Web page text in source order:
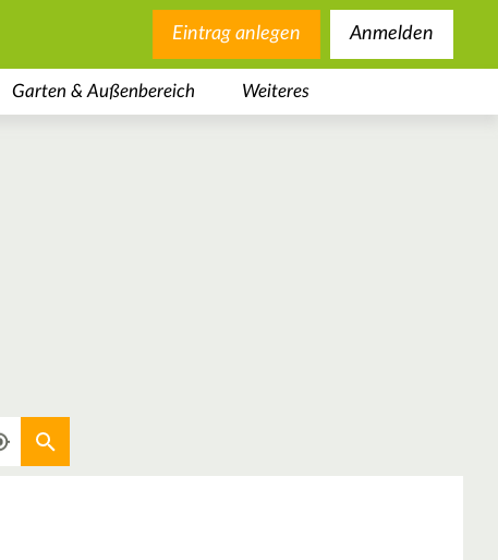
Eintrag anlegen Anmelden
Garten & Außenbereich Weiteres
Aktuellen Standort verwenden